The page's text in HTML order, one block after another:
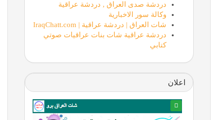
دردشة صدى العراق , دردشة عراقية
وكالة سور الاخبارية
شات العراق | دردشة عراقية | IraqChatt.com
دردشة عراقية شات بنات عراقيات صوتي
كتابي
اعلان